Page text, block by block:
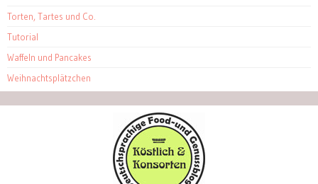
Torten, Tartes und Co.
Tutorial
Waffeln und Pancakes
Weihnachtsplätzchen